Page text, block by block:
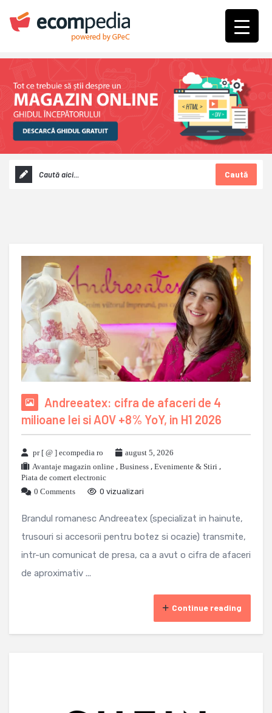
Caută
Andreeatex: cifra de afaceri de 4
milioane lei si AOV +8% YoY, in H1 2026
pr [ @ ] ecompedia ro
august 5, 2026
Avantaje magazin online , Business , Evenimente & Stiri ,
Piata de comert electronic
0 Comments
0 vizualizari
Brandul romanesc Andreeatex (specializat in hainute,
trusouri si accesorii pentru botez si ocazie) transmite,
intr-un comunicat de presa, ca a avut o cifra de afaceri
de aproximativ ...
Continue reading